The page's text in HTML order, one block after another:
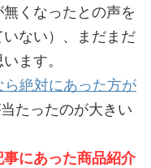
くなったとの声を
ない）、まだまだ
ます。
絶対にあった方が
当たったのが大きい
にあった商品紹介